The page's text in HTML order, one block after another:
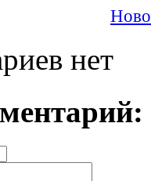
нет